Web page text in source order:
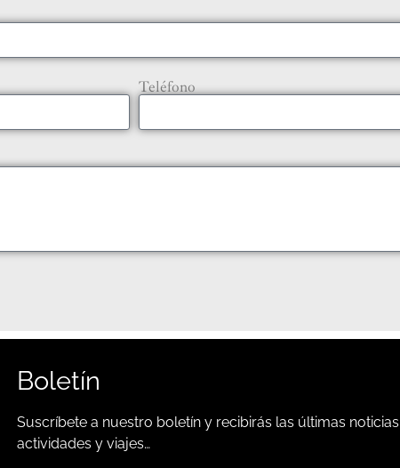
Teléfono
Boletín
Suscríbete a nuestro boletín y recibirás las últimas
actividades y viajes…